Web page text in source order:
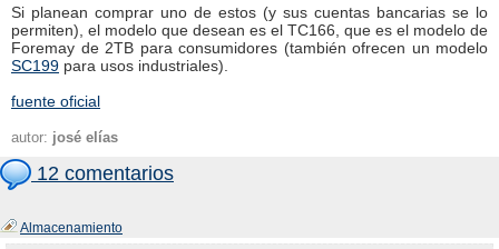
Si planean comprar uno de estos (y sus cuentas bancarias se lo
permiten), el modelo que desean es el TC166, que es el modelo de
Foremay de 2TB para consumidores (también ofrecen un modelo
SC199 para usos industriales).
fuente oficial
autor: josé elías
12 comentarios
Almacenamiento